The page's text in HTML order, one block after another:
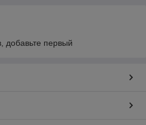
добавьте первый